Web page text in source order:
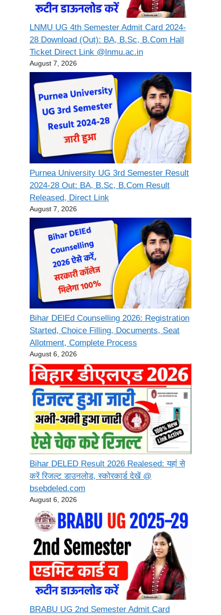
LNMU UG 4th Semester Admit Card 2024-
28 Download (Out): BA, B.Sc, B.Com Hall
Ticket Direct Link @lnmu.ac.in
August 7, 2026
Purnea University UG 3rd Semester Result
2024-28 Out: BA, B.Sc, B.Com Result
Released, Direct Link
August 7, 2026
Bihar DElEd Counselling 2026: Registration
Started, Choice Filling, Documents, Seat
Allotment, Complete Process
August 6, 2026
Bihar DELED Result 2026 Realesed: यहां से
करें रिजल्ट डाउनलोड, स्कोरकार्ड देखें @
bsebdeled.com
August 6, 2026
BRABU UG 2nd Semester Admit Card